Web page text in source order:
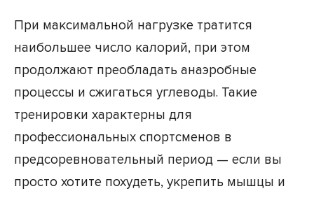
При максимальной нагрузке тратится
наибольшее число калорий, при этом
продолжают преобладать анаэробные
процессы и сжигаться углеводы. Такие
тренировки характерны для
профессиональных спортсменов в
предсоревновательный период — если вы
просто хотите похудеть, укрепить мышцы и